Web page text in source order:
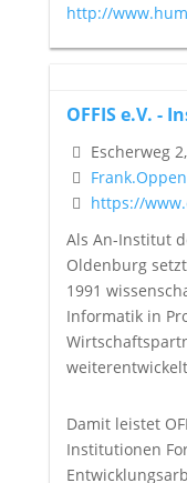
http://
OFFIS e.V. -
Escherweg
https://
Als An-Institut
Oldenburg
1991
Informatik in
Damit leistet
Institutionen